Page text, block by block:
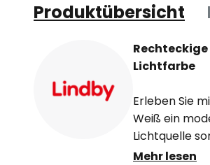
Produktübersicht
Lichtfarbe
Erleben Sie
Weiß ein
Lichtquelle
3000K
Mehr lesen